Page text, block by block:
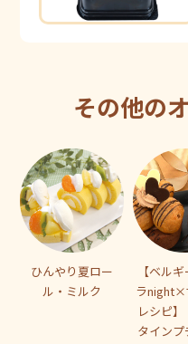
その他の
ひんやり夏ロー
ル・ミルク
【ベル
ラnight×
レシピ
タイン